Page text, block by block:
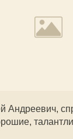
Андреевич,